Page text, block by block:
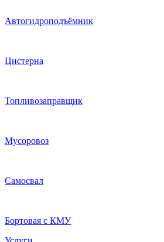
Автогидроподъёмник
Цистерна
Топливозаправщик
Мусоровоз
Самосвал
Бортовая с КМУ